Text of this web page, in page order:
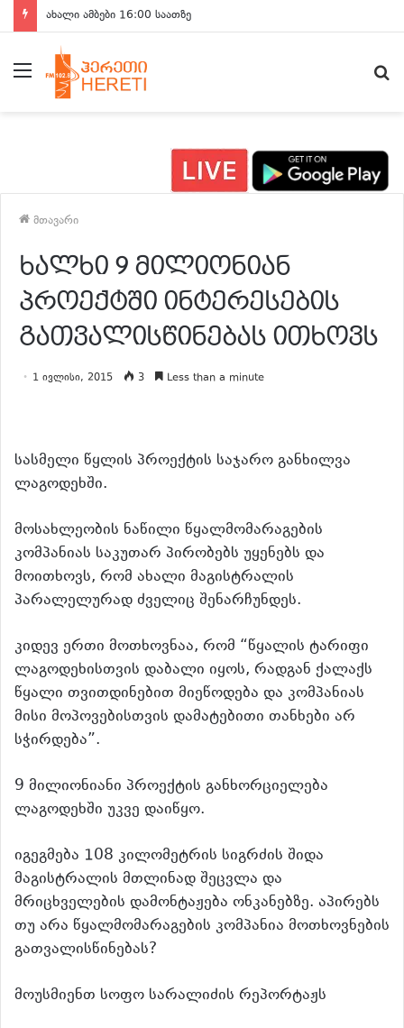
ახალი ამბები 16:00 საათზე
მენიუ
მთავარი
ხალხი 9 მილიონიან
პროექტში ინტერესების
გათვალისწინებას ითხოვს
1 ივლისი, 2015 3 Less than a minute
სასმელი წყლის პროექტის საჯარო განხილვა
ლაგოდეხში.
მოსახლეობის ნაწილი წყალმომარაგების
კომპანიას საკუთარ პირობებს უყენებს და
მოითხოვს, რომ ახალი მაგისტრალის
პარალელურად ძველიც შენარჩუნდეს.
კიდევ ერთი მოთხოვნაა, რომ “წყალის ტარიფი
ლაგოდეხისთვის დაბალი იყოს, რადგან ქალაქს
წყალი თვითდინებით მიეწოდება და კომპანიას
მისი მოპოვებისთვის დამატებითი თანხები არ
სჭირდება”.
9 მილიონიანი პროექტის განხორციელება
ლაგოდეხში უკვე დაიწყო.
იგეგმება 108 კილომეტრის სიგრძის შიდა
მაგისტრალის მთლინად შეცვლა და
მრიცხველების დამონტაჟება ონკანებზე. აპირებს
თუ არა წყალმომარაგების კომპანია მოთხოვნების
გათვალისწინებას?
მოუსმიენთ სოფო სარალიძის რეპორტაჟს